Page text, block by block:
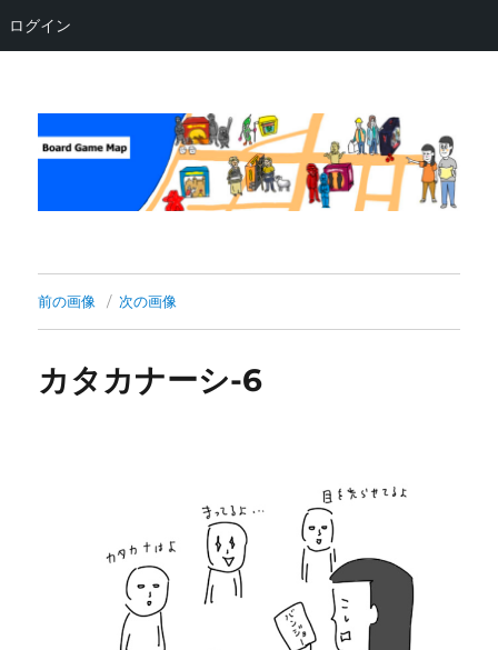
ログイン
Board Game Map
前の画像 次の画像
カタカナーシ-6